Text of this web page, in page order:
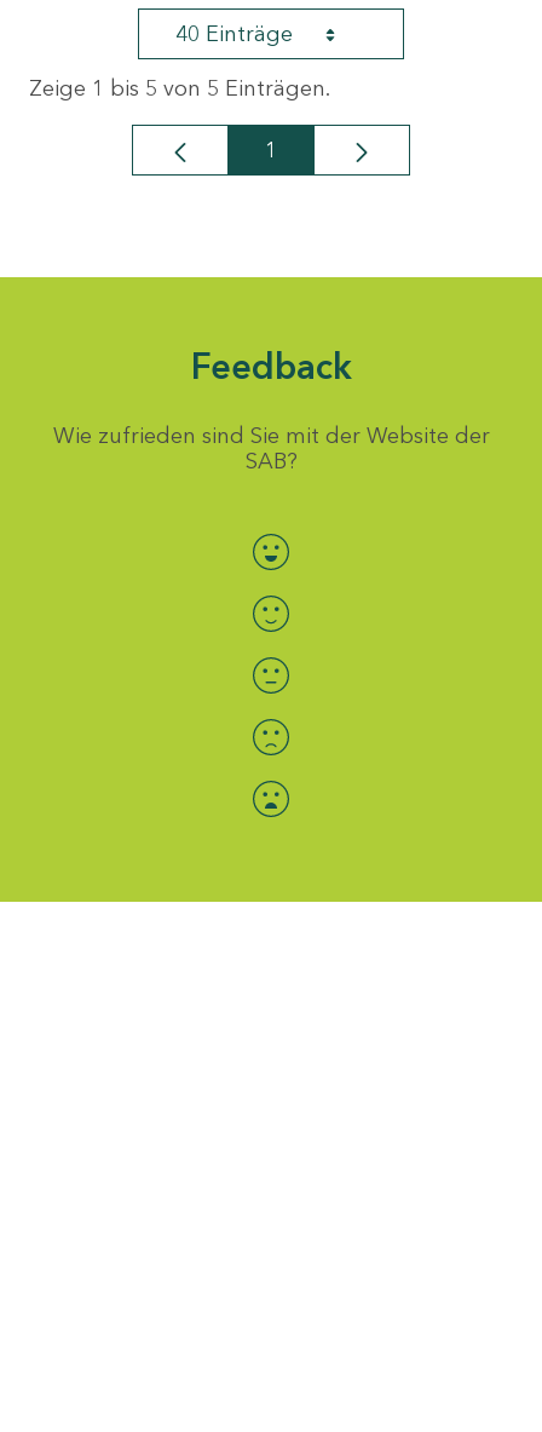
40 Einträge
Zeige 1 bis 5 von 5 Einträgen.
Seite
1
Feedback
Wie zufrieden sind Sie mit der Website der
SAB?
Bewertung auswählen